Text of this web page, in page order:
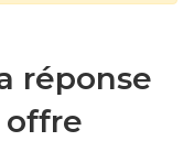
réponse
offre